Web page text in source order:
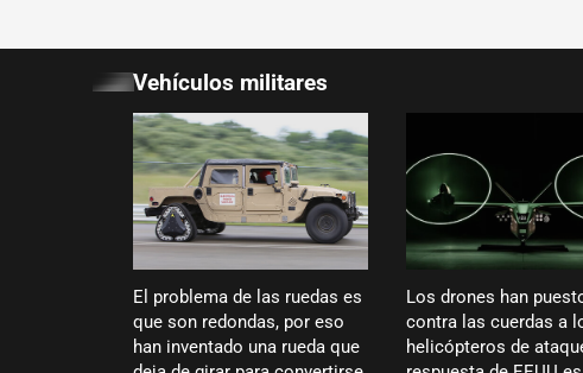
Vehículos militares
El problema de las ruedas es
que son redondas, por eso
han inventado una rueda que
Los drones han
contra las cuerdas a
helicópteros de